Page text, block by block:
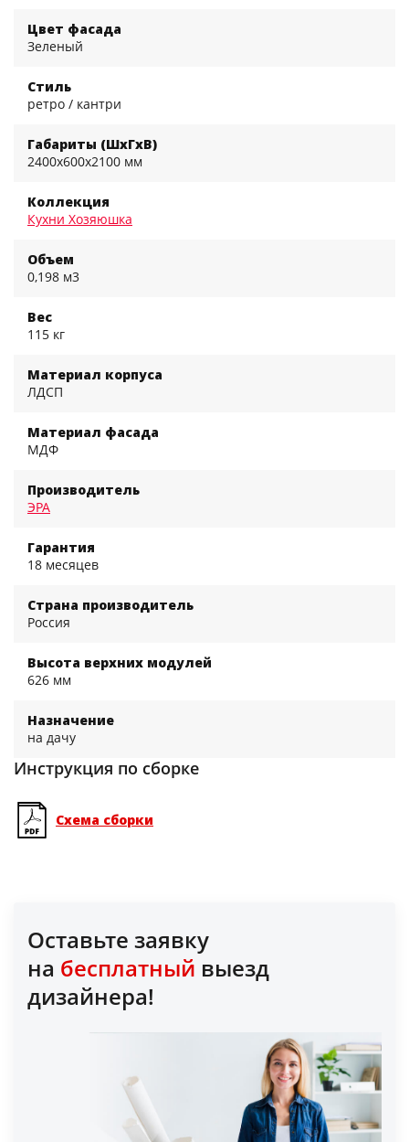
Цвет фасада
Зеленый
Стиль
ретро / кантри
Габариты (ШхГхВ)
2400x600x2100 мм
Коллекция
Кухни Хозяюшка
Объем
0,198 м3
Вес
115 кг
Материал корпуса
ЛДСП
Материал фасада
МДФ
Производитель
ЭРА
Гарантия
18 месяцев
Страна производитель
Россия
Высота верхних модулей
626 мм
Назначение
на дачу
Инструкция по сборке
Схема сборки
Оставьте заявку
на бесплатный выезд
дизайнера!